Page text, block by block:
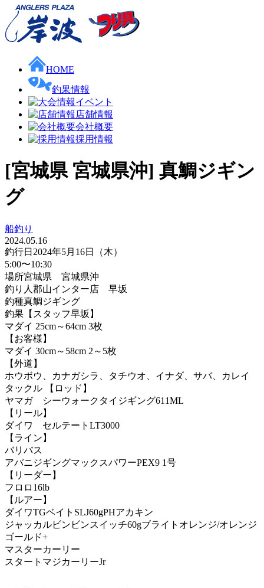
HOME
釣果情報
イベント
店舗情報
会社概要
採用情報
[宮城県 宮城県沖] 真鯛ジギン
グ
船釣り
2024.05.16
釣行日 2024年5月16日（木）
5:00〜10:30
場所宮城県 宮城県沖
釣り人 郡山インター店 早坂
釣種真鯛ジギング
釣果 【スタッフ早坂】
マダイ 25cm～64cm 3枚
【お客様】
マダイ 30cm～58cm 2～5枚
【外道】
ホウボウ、カナガシラ、タチウオ、イナダ、サバ、カレイ
タックル 【ロッド】
ヤマガ シーウォークタイジギング611ML
【リール】
ダイワ セルテートLT3000
【ライン】
バリバス
アバニジギングマックスパワーPEX9 1号
【リーダー】
フロロ16lb
【ルアー】
ダイワTGベイトSLJ60gPHアカキン
ジャッカルビンビンスイッチ60gブライトオレンジ/オレンジ
ゴールド+
マスターカーリー
スタートマジカーリーJr